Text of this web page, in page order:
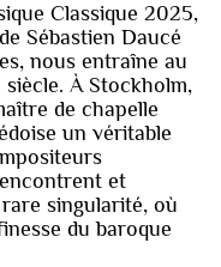
Classique 2025,
Sébastien Daucé
nous entraîne au
À Stockholm,
de chapelle
un véritable
et
singularité, où
du baroque